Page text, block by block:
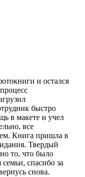
и остался
быстро
в макете и учел
все
Книга пришла в
Твердый
то, что было
спасибо за
снова.